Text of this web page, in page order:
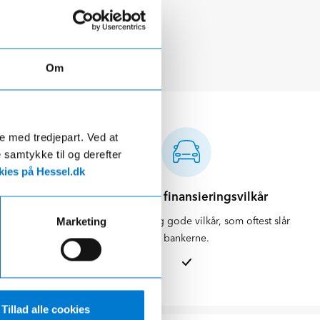
Om
med tredjepart. Ved at
til og derefter
på Hessel.dk
Marketing
Tillad alle cookies
og
Attraktive finansieringsvilkår
Vi kan tilbyde dig gode vilkår, som oftest slår
bankerne.